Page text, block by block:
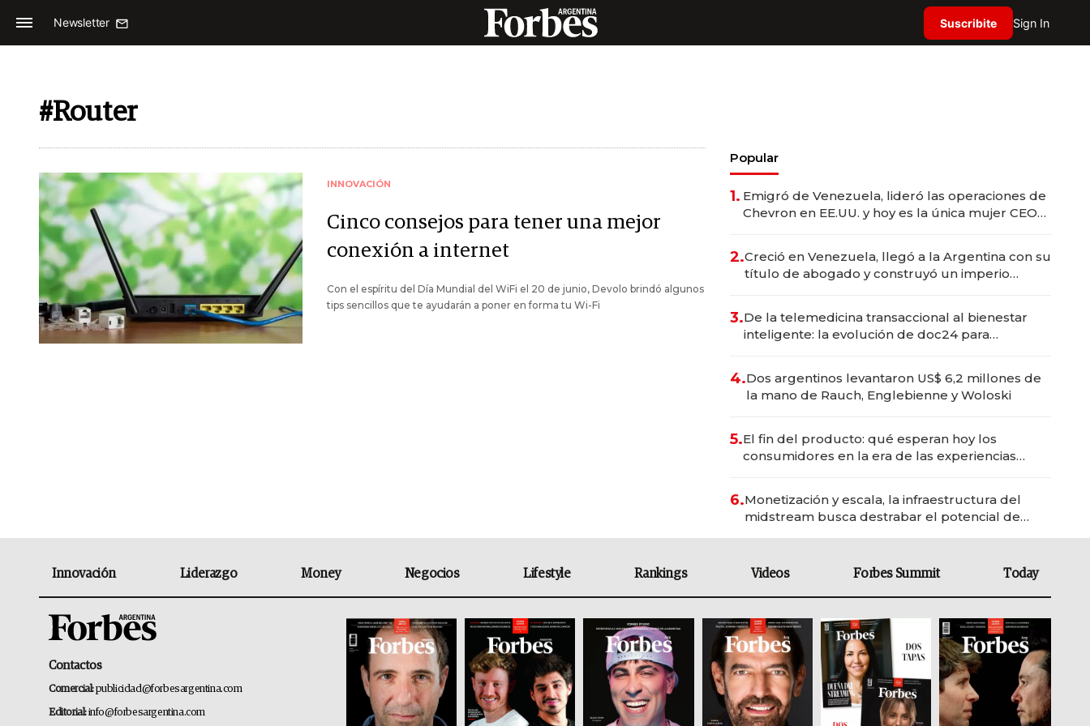
Newsletter Suscribite Sign In
#Router
INNOVACIÓN
Cinco consejos para tener una mejor
conexión a internet
Con el espíritu del Día Mundial del WiFi el 20 de junio, Devolo brindó algunos
tips sencillos que te ayudarán a poner en forma tu Wi-Fi
Popular
1. Emigró de Venezuela, lideró las operaciones de
Chevron en EE.UU. y hoy es la única mujer CEO
2.Creció en Venezuela, llegó a la Argentina con su
título de abogado y construyó un imperio
3.De la telemedicina transaccional al bienestar
inteligente: la evolución de doc24 para
4.Dos argentinos levantaron US$ 6,2 millones de
la mano de Rauch, Englebienne y Woloski
5.El fin del producto: qué esperan hoy los
consumidores en la era de las experiencias
6.Monetización y escala, la infraestructura del
midstream busca destrabar el potencial de
Innovación Liderazgo Money Negocios Lifestyle Rankings Videos Forbes Summit Today
Contactos
Comercial:publicidad@forbesargentina.com
Editorial:info@forbesargentina.com